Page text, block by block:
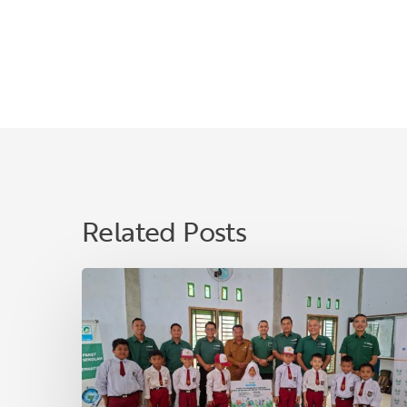
Related Posts
Memperkuat
Pendidikan
dan
Kesejahteraan
Masyarakat
melalui